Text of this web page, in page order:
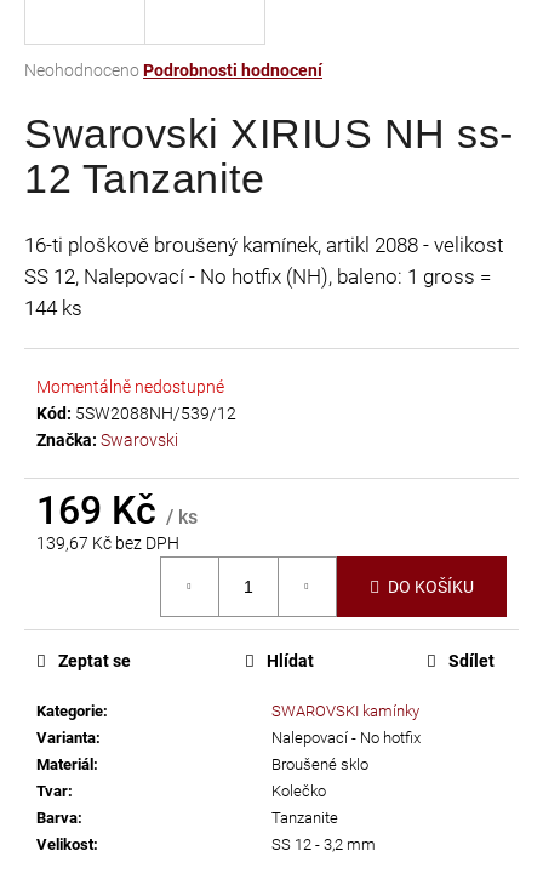
Průměrné
produktu
je
0,0
hvězdiček.
NeohodnocenoPodrobnosti hodnocení
Swarovski XIRIUS NH ss-
12 Tanzanite
16-ti ploškově broušený kamínek, artikl 2088 - velikost
SS 12, Nalepovací - No hotfix (NH), baleno: 1 gross =
144 ks
Momentálně nedostupné
Kód: 5SW2088NH/539/12
Značka: Swarovski
169 Kč / ks
139,67 Kč bez DPH
DO KOŠÍKU
Kategorie:
SWAROVSKI kamínky
Varianta:
Nalepovací - No hotfix
Materiál:
Broušené sklo
Tvar:
Kolečko
Barva:
Tanzanite
Velikost: SS 12 - 3,2 mm
Zeptat se Hlídat Sdílet
j
t
?
HLEDAT
D
o
p
e
m
LEPIDLO
NA
KAMÍNKY